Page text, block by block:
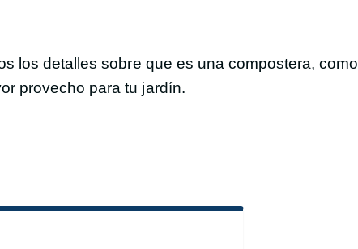
los detalles sobre que es una compostera, como
provecho para tu jardín.